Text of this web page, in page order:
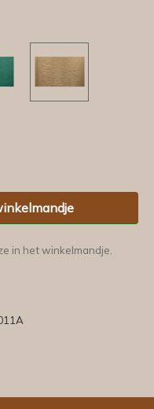
in het winkelmandje.